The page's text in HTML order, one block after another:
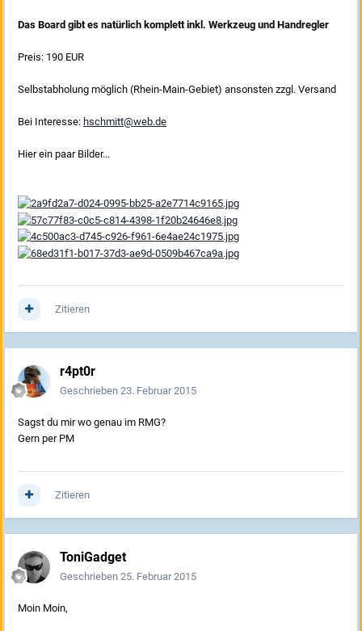
Das Board gibt es natürlich komplett inkl. Werkzeug und Handregler
Preis: 190 EUR
Selbstabholung möglich (Rhein-Main-Gebiet) ansonsten zzgl. Versand
Bei Interesse: hschmitt@web.de
Hier ein paar Bilder...
Zitieren
r4pt0r
Geschrieben 23. Februar 2015
Sagst du mir wo genau im RMG?
Gern per PM
Zitieren
ToniGadget
Geschrieben 25. Februar 2015
Moin Moin,